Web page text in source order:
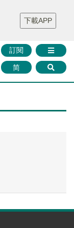
財華證券 媒體矩陣
智庫沙龍
聯絡我們
訂閱
简
下載APP